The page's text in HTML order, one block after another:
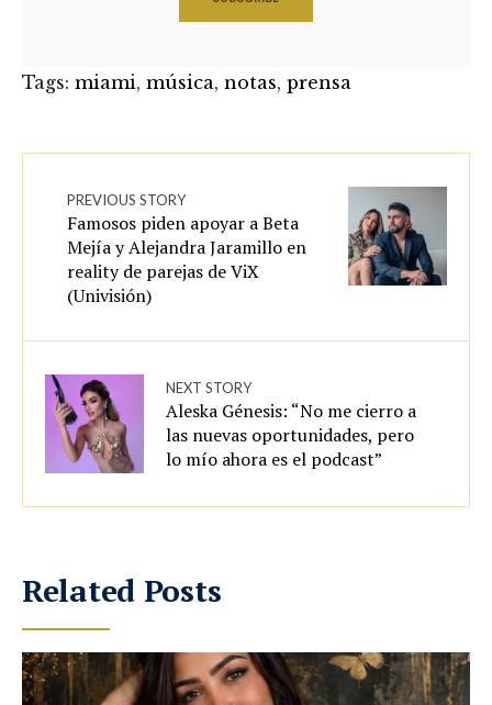
Tags: miami, música, notas, prensa
PREVIOUS STORY
Famosos piden apoyar a Beta
Mejía y Alejandra Jaramillo en
reality de parejas de ViX
(Univisión)
NEXT STORY
Aleska Génesis: “No me cierro a
las nuevas oportunidades, pero
lo mío ahora es el podcast”
Related Posts